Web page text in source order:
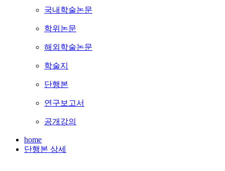
국내학술논문
학위논문
해외학술논문
학술지
단행본
연구보고서
공개강의
home
단행본 상세